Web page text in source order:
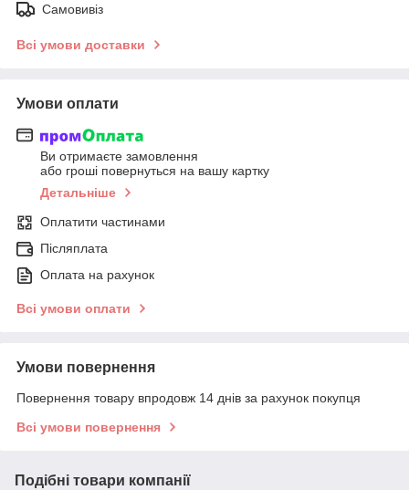
Самовивіз
Всі умови доставки
Умови оплати
Ви отримаєте замовлення
або гроші повернуться на вашу картку
Детальніше
Оплатити частинами
Післяплата
Оплата на рахунок
Всі умови оплати
Умови повернення
Повернення товару впродовж 14 днів за рахунок покупця
Всі умови повернення
Подібні товари компанії